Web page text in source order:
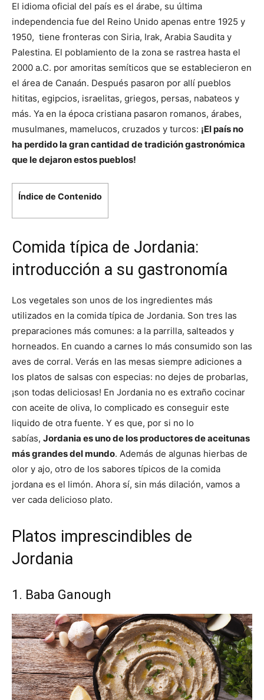
El idioma oficial del país es el árabe, su última
independencia fue del Reino Unido apenas entre 1925 y
1950, tiene fronteras con Siria, Irak, Arabia Saudita y
Palestina. El poblamiento de la zona se rastrea hasta el
2000 a.C. por amoritas semíticos que se establecieron en
el área de Canaán. Después pasaron por allí pueblos
hititas, egipcios, israelitas, griegos, persas, nabateos y
más. Ya en la época cristiana pasaron romanos, árabes,
musulmanes, mamelucos, cruzados y turcos: ¡El país no
ha perdido la gran cantidad de tradición gastronómica
que le dejaron estos pueblos!
Índice de Contenido
Comida típica de Jordania:
introducción a su gastronomía
Los vegetales son unos de los ingredientes más
utilizados en la comida típica de Jordania. Son tres las
preparaciones más comunes: a la parrilla, salteados y
horneados. En cuando a carnes lo más consumido son las
aves de corral. Verás en las mesas siempre adiciones a
los platos de salsas con especias: no dejes de probarlas,
¡son todas deliciosas! En Jordania no es extraño cocinar
con aceite de oliva, lo complicado es conseguir este
liquido de otra fuente. Y es que, por si no lo
sabías, Jordania es uno de los productores de aceitunas
más grandes del mundo. Además de algunas hierbas de
olor y ajo, otro de los sabores típicos de la comida
jordana es el limón. Ahora sí, sin más dilación, vamos a
ver cada delicioso plato.
Platos imprescindibles de
Jordania
1. Baba Ganough